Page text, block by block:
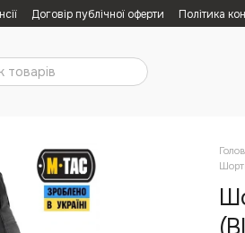
Договір публічної оферти Політика